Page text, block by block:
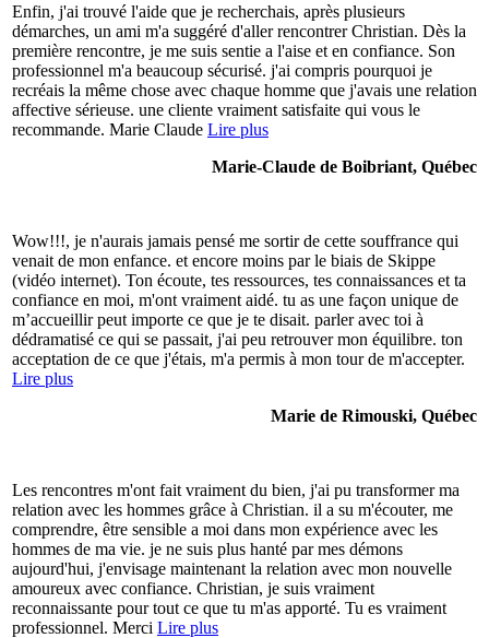
Enfin, j'ai trouvé l'aide que je recherchais, après plusieurs
démarches, un ami m'a suggéré d'aller rencontrer Christian. Dès la
première rencontre, je me suis sentie a l'aise et en confiance. Son
professionnel m'a beaucoup sécurisé. j'ai compris pourquoi je
recréais la même chose avec chaque homme que j'avais une relation
affective sérieuse. une cliente vraiment satisfaite qui vous le
recommande. Marie Claude Lire plus
Marie-Claude de Boibriant, Québec
Wow!!!, je n'aurais jamais pensé me sortir de cette souffrance qui
venait de mon enfance. et encore moins par le biais de Skippe
(vidéo internet). Ton écoute, tes ressources, tes connaissances et ta
confiance en moi, m'ont vraiment aidé. tu as une façon unique de
m’accueillir peut importe ce que je te disait. parler avec toi à
dédramatisé ce qui se passait, j'ai peu retrouver mon équilibre. ton
acceptation de ce que j'étais, m'a permis à mon tour de m'accepter.
Lire plus
Marie de Rimouski, Québec
Les rencontres m'ont fait vraiment du bien, j'ai pu transformer ma
relation avec les hommes grâce à Christian. il a su m'écouter, me
comprendre, être sensible a moi dans mon expérience avec les
hommes de ma vie. je ne suis plus hanté par mes démons
aujourd'hui, j'envisage maintenant la relation avec mon nouvelle
amoureux avec confiance. Christian, je suis vraiment
reconnaissante pour tout ce que tu m'as apporté. Tu es vraiment
professionnel. Merci Lire plus